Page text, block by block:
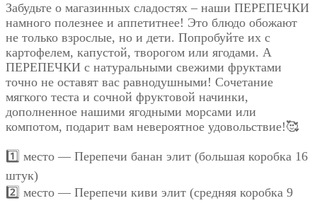
Забудьте о магазинных сладостях – наши ПЕРЕПЕЧКИ
намного полезнее и аппетитнее! Это блюдо обожают
не только взрослые, но и дети. Попробуйте их с
картофелем, капустой, творогом или ягодами. А
ПЕРЕПЕЧКИ с натуральными свежими фруктами
точно не оставят вас равнодушными! Сочетание
мягкого теста и сочной фруктовой начинки,
дополненное нашими ягодными морсами или
компотом, подарит вам невероятное удовольствие!🥰
1️⃣ место — Перепечи банан элит (большая коробка 16
штук)
2️⃣ место — Перепечи киви элит (средняя коробка 9